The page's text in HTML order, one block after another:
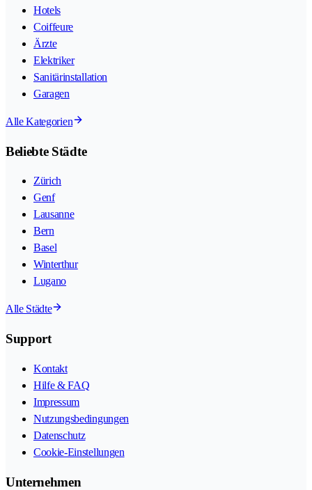
Hotels
Coiffeure
Ärzte
Elektriker
Sanitärinstallation
Garagen
Alle Kategorien
Beliebte Städte
Zürich
Genf
Lausanne
Bern
Basel
Winterthur
Lugano
Alle Städte
Support
Kontakt
Hilfe & FAQ
Impressum
Nutzungsbedingungen
Datenschutz
Cookie-Einstellungen
Unternehmen